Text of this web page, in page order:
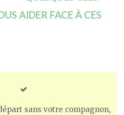
AIDER FACE À CES
sans votre compagnon,